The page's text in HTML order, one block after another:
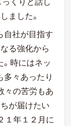
ました。
自社が目指す
る強化から
時にはネッ
多々あったり
々の苦労もあ
が届けたい
１年１２月に